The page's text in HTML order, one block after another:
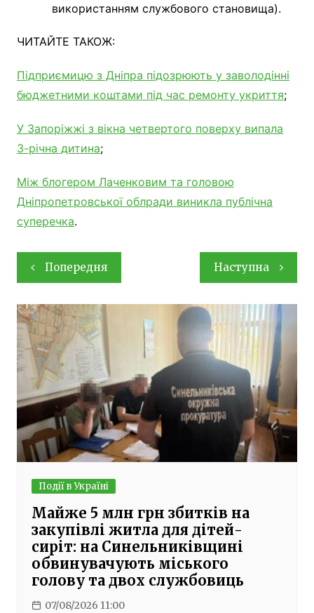
використанням службового становища).
ЧИТАЙТЕ ТАКОЖ:
Підприємицю з Дніпра підозрюють у заволодінні
бюджетними коштами під час ремонту укриття;
У Запоріжжі з вікна четвертого поверху випала
3-річна дитина;
Між блогером Лаченковим та головою
Дніпропетровської облради виникла публічна
суперечка.
Навігація
записів
Попередня Наступна
Події в Україні
Майже 5 млн грн збитків на
закупівлі житла для дітей-
сиріт: на Синельниківщині
обвинувачують міського
голову та двох службовиць
07/08/2026 11:00